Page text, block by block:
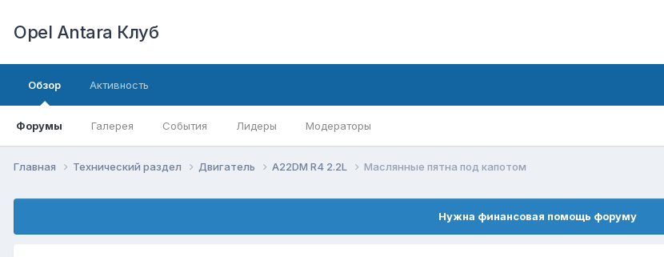
Opel Antara Клуб
Обзор
Форумы Галерея События Лидеры Модераторы
Активность
Главная Технический раздел Двигатель A22DM R4 2.2L Маслянные пятна под капотом
Нужна финансовая помощь форуму